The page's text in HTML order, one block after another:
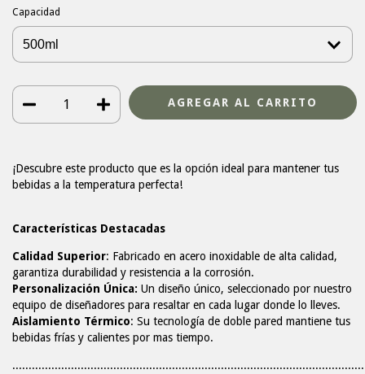
Capacidad
¡Descubre este producto que es la opción ideal para mantener tus
bebidas a la temperatura perfecta!
Características Destacadas
Calidad Superior: Fabricado en acero inoxidable de alta calidad,
garantiza durabilidad y resistencia a la corrosión.
Personalización Única: Un diseño único, seleccionado por nuestro
equipo de diseñadores para resaltar en cada lugar donde lo lleves.
Aislamiento Térmico: Su tecnología de doble pared mantiene tus
bebidas frías y calientes por mas tiempo.